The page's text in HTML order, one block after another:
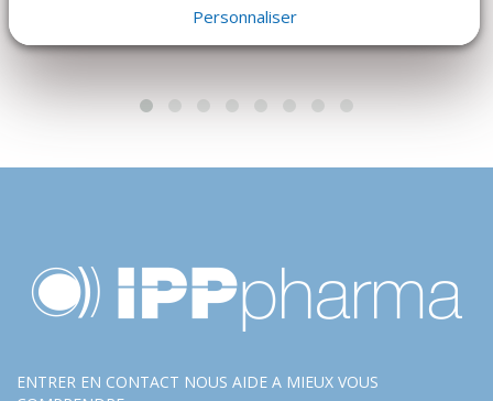
ENTRER EN CONTACT NOUS AIDE A MIEUX VOUS
Personnaliser